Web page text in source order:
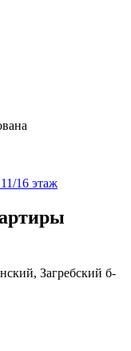
16 этаж
Загребский б-